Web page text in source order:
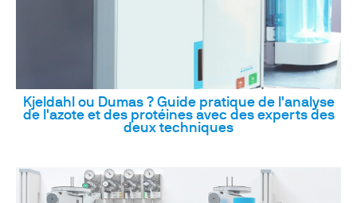
Kjeldahl ou Dumas ? Guide pratique de l'analyse
de l'azote et des protéines avec des experts des
deux techniques